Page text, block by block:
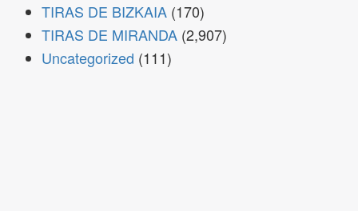
TIRAS DE BIZKAIA (170)
TIRAS DE MIRANDA (2,907)
Uncategorized (111)